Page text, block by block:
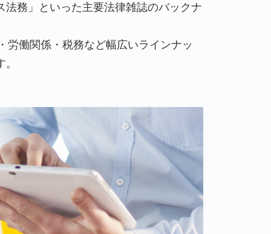
法務」といった主要法律雑誌のバックナ
労働関係・税務など幅広いラインナッ